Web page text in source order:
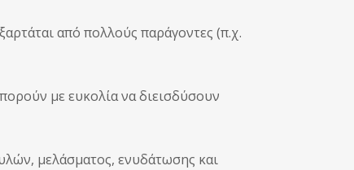
από πολλούς παράγοντες (π.χ.
με ευκολία να διεισδύσουν
μελάσματος, ενυδάτωσης και